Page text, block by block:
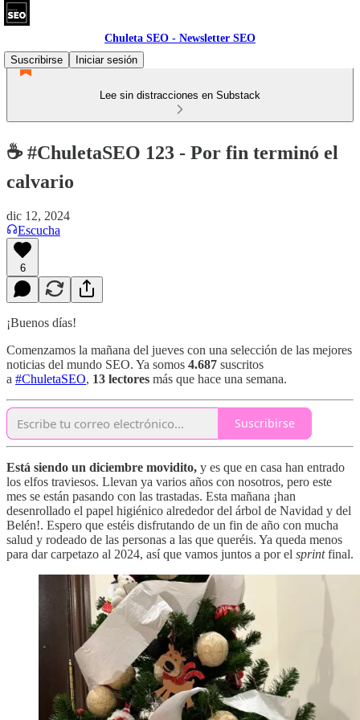
Chuleta SEO - Newsletter SEO
Suscribirse
Iniciar sesión
Lee sin distracciones en Substack
☕ #ChuletaSEO 123 - Por fin terminó el
calvario
dic 12, 2024
Escucha
6
¡Buenos días!
Comenzamos la mañana del jueves con una selección de las mejores
noticias del mundo SEO. Ya somos 4.687 suscritos
a #ChuletaSEO, 13 lectores más que hace una semana.
Suscribirse
Está siendo un diciembre movidito, y es que en casa han entrado
los elfos traviesos. Llevan ya varios años con nosotros, pero este
mes se están pasando con las trastadas. Esta mañana ¡han
desenrollado el papel higiénico alrededor del árbol de Navidad y del
Belén!. Espero que estéis disfrutando de un fin de año con mucha
salud y rodeado de las personas a las que queréis. Ya queda menos
para dar carpetazo al 2024, así que vamos juntos a por el sprintfinal.